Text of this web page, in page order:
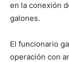
en la conexión
galones.
El funcionario
operación con